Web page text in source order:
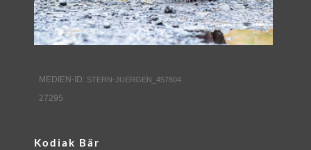
AUSSTELLUNGEN
KONTAKT
MEDIEN-ID: STERN-JUERGEN_457804
27295
Kodiak Bär